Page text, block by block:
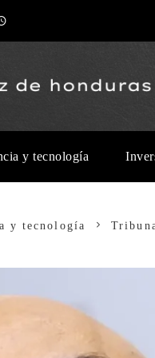
y tecnología
y tecnología